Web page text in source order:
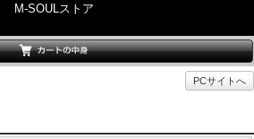
M-SOULストア
PCサイトへ